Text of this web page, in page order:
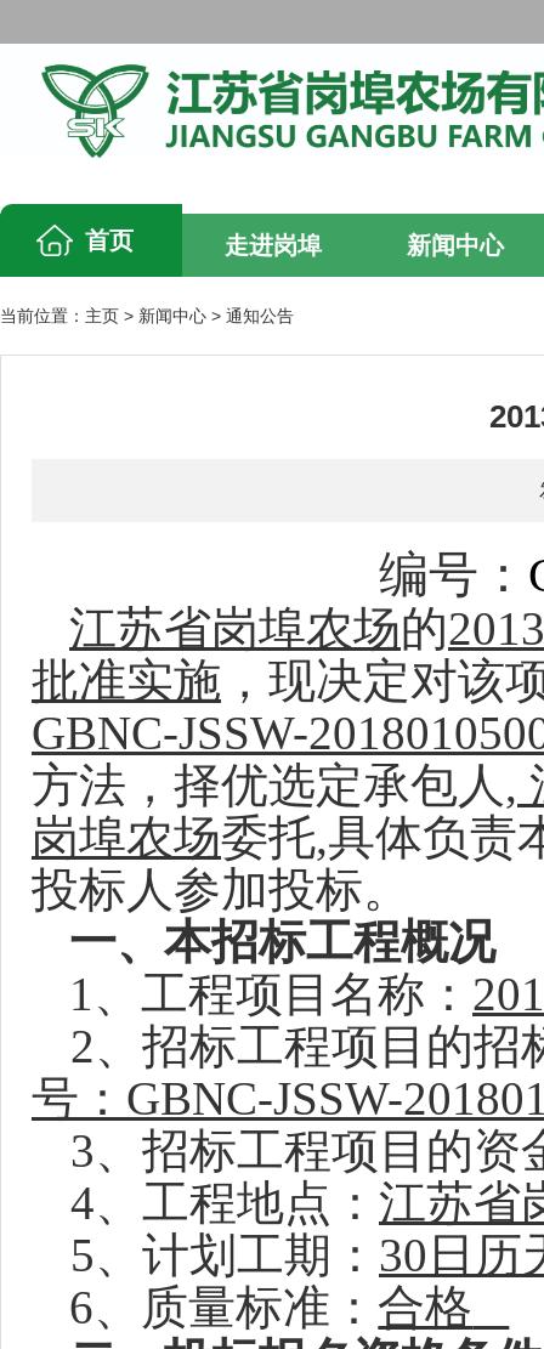
首页 走进岗埠 新闻中心
当前位置： 主页 > 新闻中心 > 通知公告
编号：
江苏省岗埠农场的
批准实施 ，现决定对该
GBNC-JSSW-
方法，择优选定承包人,
岗埠农场委托,具体负责
投标人参加投标。
一、本招标工程概况
1、工程项目名称：
2、招标工程项目的招
号： GBNC-JSSW-
3、招标工程项目的资
4、工程地点： 江苏省
5、计划工期： 30 日历
6、质量标准： 合格